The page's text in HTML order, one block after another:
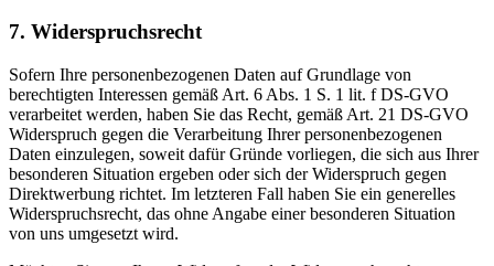
7. Widerspruchsrecht
Sofern Ihre personenbezogenen Daten auf Grundlage von
berechtigten Interessen gemäß Art. 6 Abs. 1 S. 1 lit. f DS-GVO
verarbeitet werden, haben Sie das Recht, gemäß Art. 21 DS-GVO
Widerspruch gegen die Verarbeitung Ihrer personenbezogenen
Daten einzulegen, soweit dafür Gründe vorliegen, die sich aus Ihrer
besonderen Situation ergeben oder sich der Widerspruch gegen
Direktwerbung richtet. Im letzteren Fall haben Sie ein generelles
Widerspruchsrecht, das ohne Angabe einer besonderen Situation
von uns umgesetzt wird.